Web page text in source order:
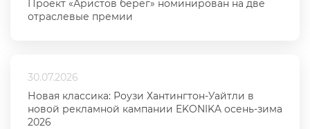
Проект «Аристов берег» номинирован на две
отраслевые премии
30.07.2026
Новая классика: Роузи Хантингтон-Уайтли в
новой рекламной кампании EKONIKA осень-зима
2026